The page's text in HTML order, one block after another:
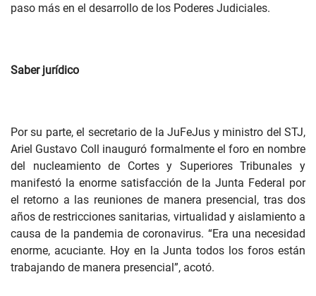
paso más en el desarrollo de los Poderes Judiciales.
Saber jurídico
Por su parte, el secretario de la JuFeJus y ministro del STJ,
Ariel Gustavo Coll inauguró formalmente el foro en nombre
del nucleamiento de Cortes y Superiores Tribunales y
manifestó la enorme satisfacción de la Junta Federal por
el retorno a las reuniones de manera presencial, tras dos
años de restricciones sanitarias, virtualidad y aislamiento a
causa de la pandemia de coronavirus. “Era una necesidad
enorme, acuciante. Hoy en la Junta todos los foros están
trabajando de manera presencial”, acotó.